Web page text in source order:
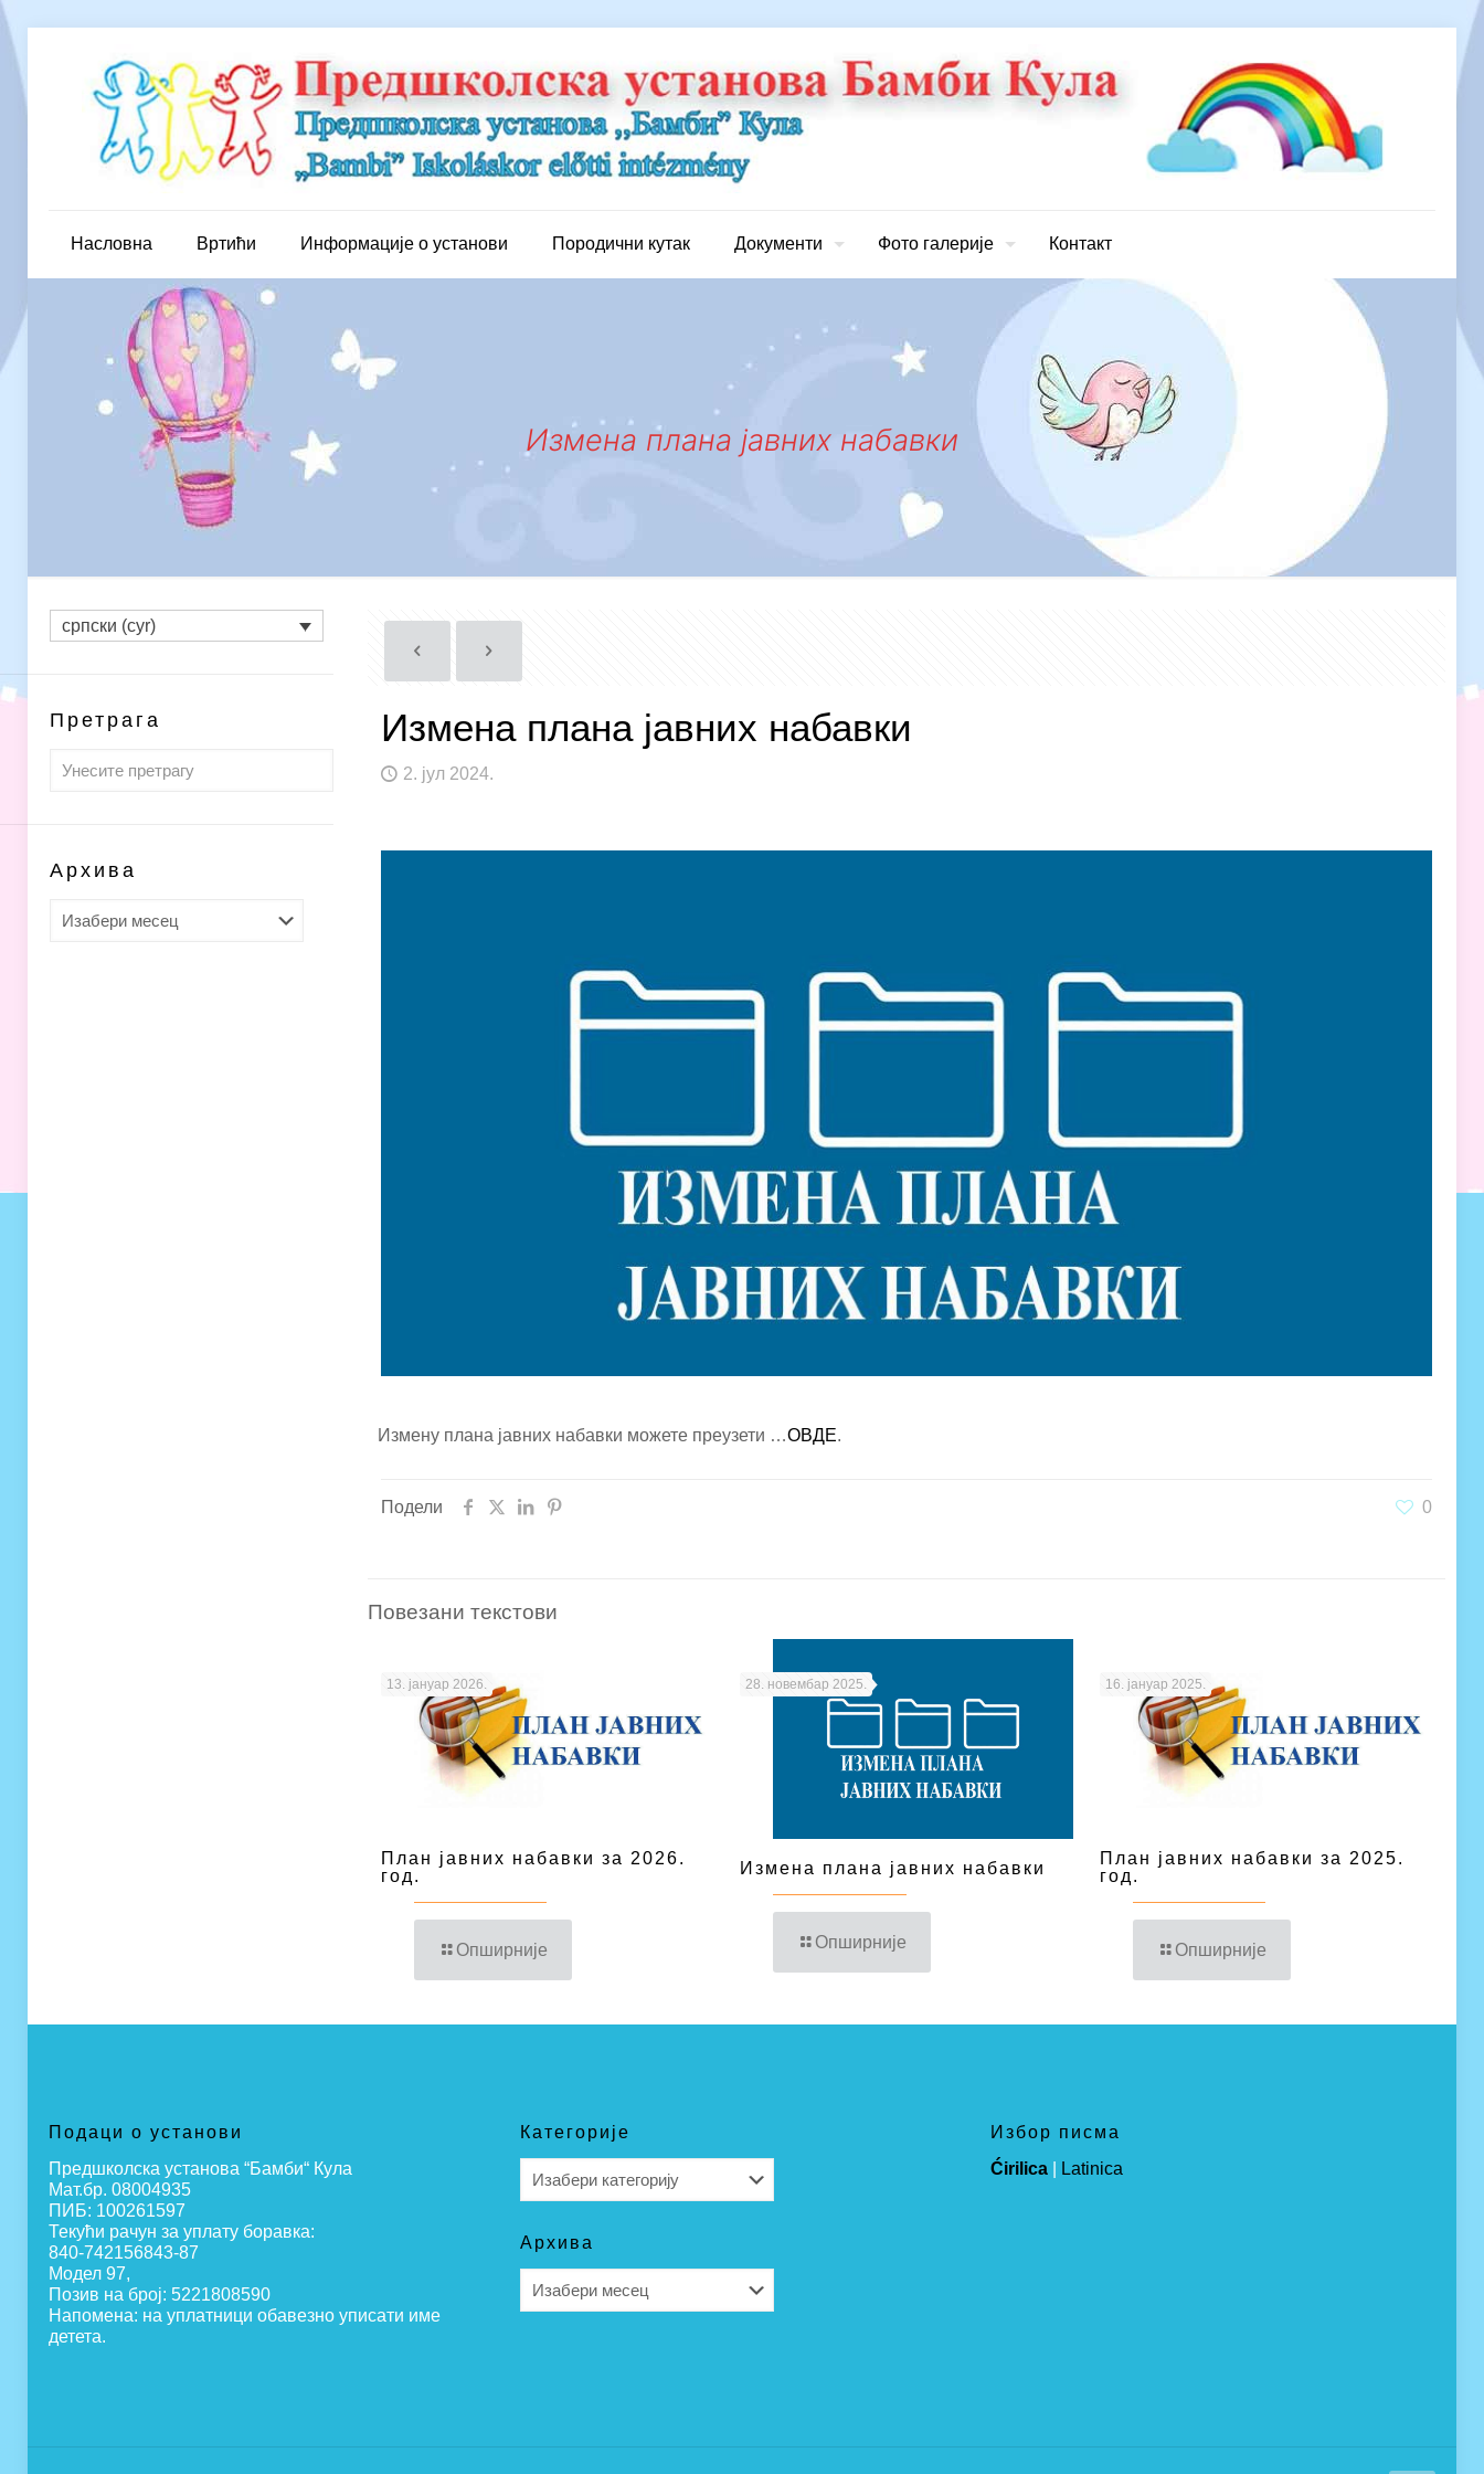
Насловна Вртићи Информације о установи Породични кутак Документи Фото галерије Контакт
Измена плана јавних набавки
Измена плана јавних набавки
2. јул 2024.
Измену плана јавних набавки можете преузети …ОВДЕ.
Подели 0
Повезани текстови
13. јануар 2026.
План јавних набавки за 2026.
год.
Опширније
28. новембар 2025.
Измена плана јавних набавки
Опширније
16. јануар 2025.
План јавних набавки за 2025.
год.
Опширније
српски (cyr)
Претрага
Архива
Подаци о установи
Предшколска установа “Бамби“ Кула
Мат.бр. 08004935
ПИБ: 100261597
Текући рачун за уплату боравка:
840-742156843-87
Модел 97,
Позив на број: 5221808590
Напомена: на уплатници обавезно уписати име
детета.
Категорије
Архива
Избор писма
Ćirilica
Latinica